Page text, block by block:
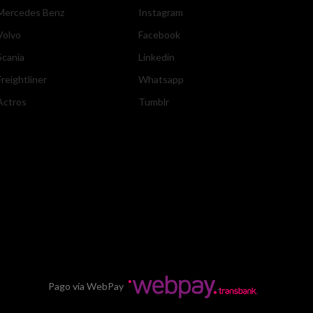
Benz
Instagram
Facebook
Linkedin
Whatsapp
Tumblr
Pago vía WebPay